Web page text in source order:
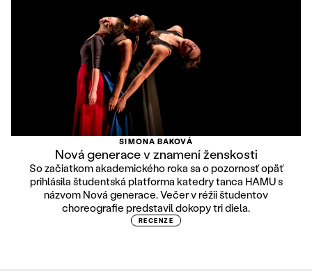
SIMONA BAKOVÁ
Nová generace v znamení ženskosti
So začiatkom akademického roka sa o pozornosť opäť
prihlásila študentská platforma katedry tanca HAMU s
názvom Nová generace. Večer v réžii študentov
choreografie predstavil dokopy tri diela.
RECENZE